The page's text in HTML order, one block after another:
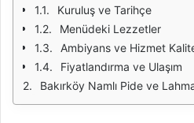
Kuruluş ve Tarihçe
Menüdeki Lezzetler
Ambiyans ve Hizmet
Fiyatlandırma ve Ulaşım
Bakırköy Namlı Pide ve